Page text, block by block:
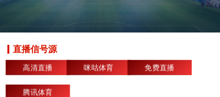
直播信号源
高清直播 咪咕体育 免费直播
腾讯体育